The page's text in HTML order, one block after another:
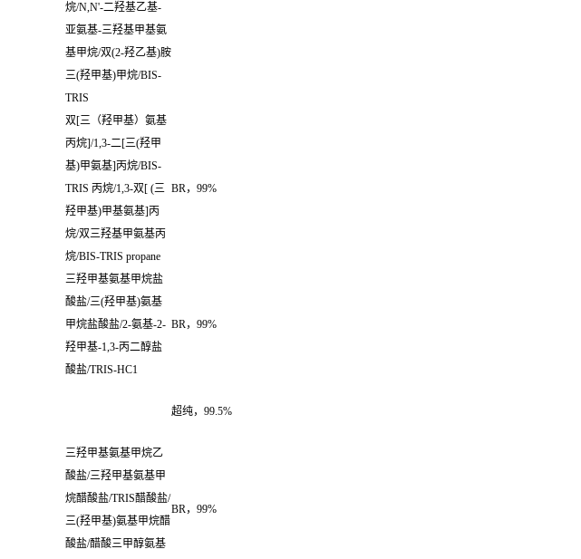
烷/N,N'-二羟基乙基-
亚氨基-三羟基甲基氨
基甲烷/双(2-羟乙基)胺
三(羟甲基)甲烷/BIS-
TRIS
双[三（羟甲基）氨基
丙烷]/1,3-二[三(羟甲
基)甲氨基]丙烷/BIS-
TRIS 丙烷/1,3-双[ (三
羟甲基)甲基氨基]丙
烷/双三羟基甲氨基丙
烷/BIS-TRIS propane
BR， 99%
三羟甲基氨基甲烷盐
酸盐/三(羟甲基)氨基
甲烷盐酸盐/2-氨基-2-
羟甲基-1,3-丙二醇盐
酸盐/TRIS-HC1
BR， 99%
超纯， 99.5%
三羟甲基氨基甲烷乙
酸盐/三羟甲基氨基甲
烷醋酸盐/TRIS醋酸盐/
三(羟甲基)氨基甲烷醋
酸盐/醋酸三甲醇氨基
BR， 99%